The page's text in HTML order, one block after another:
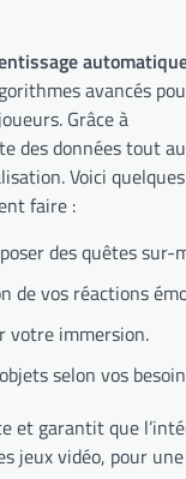
avancés
Grâce à
des données tout au
Voici quelques
faire :
des quêtes sur-
de vos réactions
votre immersion.
selon vos
et garantit que
jeux vidéo, pour